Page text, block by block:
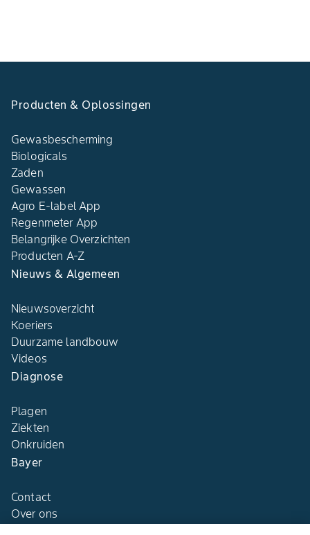
Producten & Oplossingen
Gewasbescherming
Biologicals
Zaden
Gewassen
Agro E-label App
Regenmeter App
Belangrijke Overzichten
Producten A-Z
Nieuws & Algemeen
Nieuwsoverzicht
Koeriers
Duurzame landbouw
Videos
Diagnose
Plagen
Ziekten
Onkruiden
Bayer
Contact
Over ons